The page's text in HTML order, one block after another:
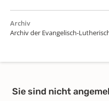
Archiv
Archiv der Evangelisch-
Sie sind nicht